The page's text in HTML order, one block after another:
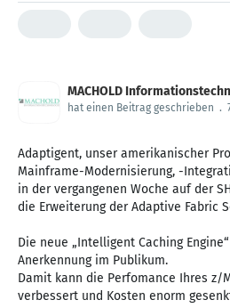
MACHOLD
hat einen Beitrag geschrieben .
Adaptigent, unser amerikanischer
Mainframe-Modernisierung, -
in der vergangenen Woche auf der
die Erweiterung der Adaptive Fabric
Die neue „Intelligent Caching
Anerkennung im Publikum.
Damit kann die Perfomance Ihres z/
verbessert und Kosten enorm